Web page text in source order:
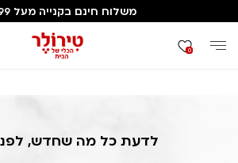
משלוח חינם בקנייה מעל ₪199
0
דף הבית Alert 2025/07/13 1752406166
לדעת כל מה שחדש,